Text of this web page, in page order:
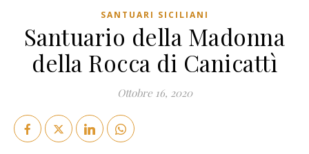
SANTUARI SICILIANI
Santuario della Madonna
della Rocca di Canicattì
Ottobre 16, 2020